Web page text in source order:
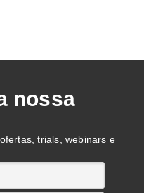
nossa
trials, webinars e